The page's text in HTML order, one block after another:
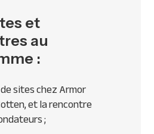
et
au
:
sites chez Armor
et la rencontre
;